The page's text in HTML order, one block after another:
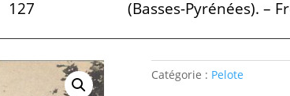
127 (Basses-Pyrénées). –
Catégorie : Pelote